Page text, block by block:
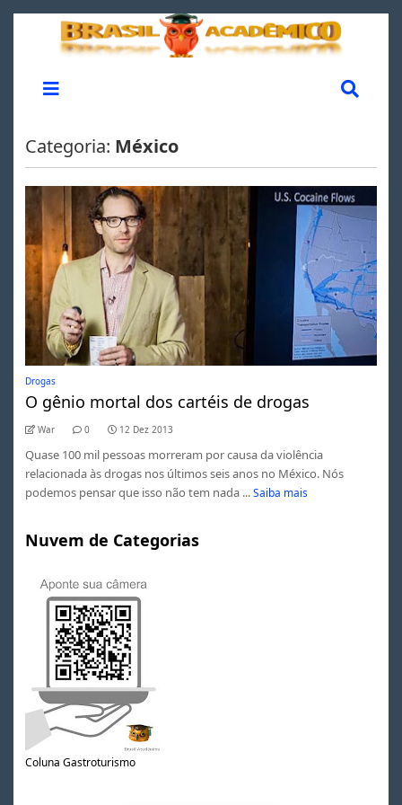
Categoria: México
Drogas
O gênio mortal dos cartéis de drogas
War 0 12 Dez 2013
Quase 100 mil pessoas morreram por causa da violência
relacionada às drogas nos últimos seis anos no México. Nós
podemos pensar que isso não tem nada ... Saiba mais
Nuvem de Categorias
Coluna Gastroturismo